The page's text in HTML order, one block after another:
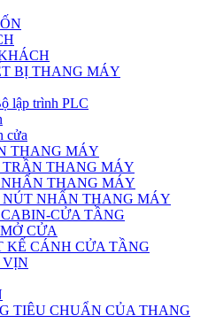
BỊ THANG MÁY
lập trình PLC
cửa
THANG MÁY
TRẦN THANG MÁY
THANG MÁY
NÚT NHẤN THANG MÁY
CỬA TẦNG
CỬA
KẾ CÁNH CỬA TẦNG
VỊN
TIÊU CHUẨN CỦA THANG